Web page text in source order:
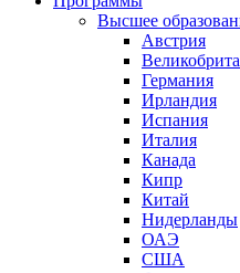
Высшее
Австрия
Германия
Ирландия
Испания
Италия
Канада
Кипр
Китай
Нидерланды
ОАЭ
США